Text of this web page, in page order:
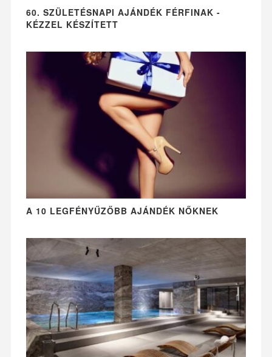
60. SZÜLETÉSNAPI AJÁNDÉK FÉRFINAK -
KÉZZEL KÉSZÍTETT
A 10 LEGFÉNYŰZŐBB AJÁNDÉK NŐKNEK